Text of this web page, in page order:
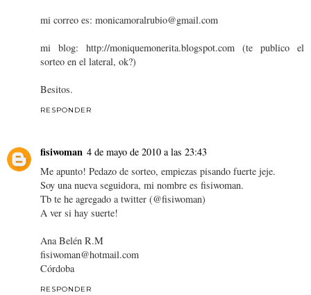
mi correo es: monicamoralrubio@gmail.com
mi blog: http://moniquemonerita.blogspot.com (te publico el
sorteo en el lateral, ok?)
Besitos.
RESPONDER
fisiwoman 4 de mayo de 2010 a las 23:43
Me apunto! Pedazo de sorteo, empiezas pisando fuerte jeje.
Soy una nueva seguidora, mi nombre es fisiwoman.
Tb te he agregado a twitter (@fisiwoman)
A ver si hay suerte!
Ana Belén R.M
fisiwoman@hotmail.com
Córdoba
RESPONDER